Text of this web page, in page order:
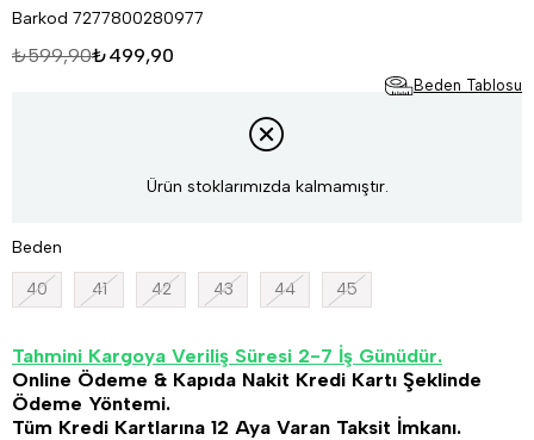
Barkod 7277800280977
₺599,90₺499,90
Beden Tablosu
Ürün stoklarımızda kalmamıştır.
Beden
40 41 42 43 44 45
Tahmini Kargoya Veriliş Süresi 2-7 İş Günüdür.
Online Ödeme & Kapıda Nakit Kredi Kartı Şeklinde
Ödeme Yöntemi.
Tüm Kredi Kartlarına 12 Aya Varan Taksit İmkanı.